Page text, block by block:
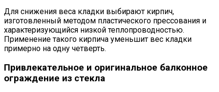
Для снижения веса кладки выбирают кирпич,
изготовленный методом пластического прессования и
характеризующийся низкой теплопроводностью.
Применение такого кирпича уменьшит вес кладки
примерно на одну четверть.
Привлекательное и оригинальное балконное
ограждение из стекла